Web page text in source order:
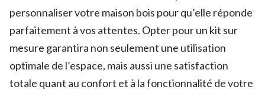
personnaliser votre maison bois pour qu’elle réponde
parfaitement à vos attentes. Opter pour un kit sur
mesure garantira non seulement une utilisation
optimale de l’espace, mais aussi une satisfaction
totale quant au confort et à la fonctionnalité de votre